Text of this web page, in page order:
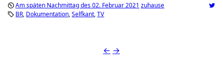
Am späten Nachmittag des 02. Februar 2021 zuhause
BR Dokumentation Selfkant TV
← →